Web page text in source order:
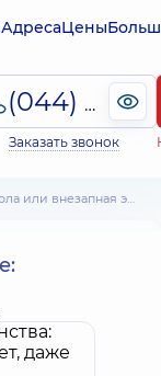
АдресаЦены
(044) 495-2-888
Заказать звонок
у детей: причины, клиническая картина, лечение, профилактика